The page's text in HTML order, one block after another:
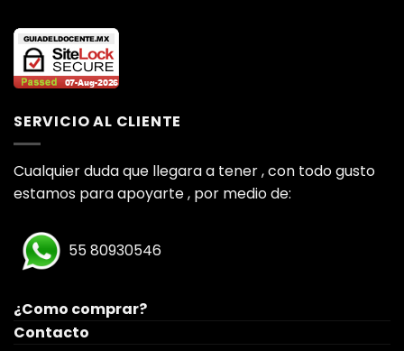
SERVICIO AL CLIENTE
Cualquier duda que llegara a tener , con todo gusto
estamos para apoyarte , por medio de:
55 80930546
¿Como comprar?
Contacto